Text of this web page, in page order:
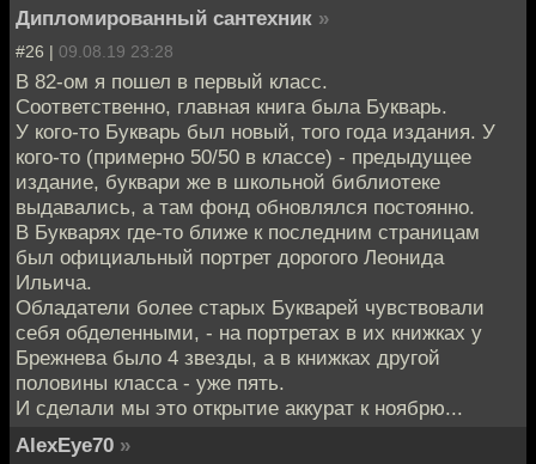
Дипломированный сантехник »
#26 | 09.08.19 23:28
В 82-ом я пошел в первый класс.
Соответственно, главная книга была Букварь.
У кого-то Букварь был новый, того года издания. У
кого-то (примерно 50/50 в классе) - предыдущее
издание, буквари же в школьной библиотеке
выдавались, а там фонд обновлялся постоянно.
В Букварях где-то ближе к последним страницам
был официальный портрет дорогого Леонида
Ильича.
Обладатели более старых Букварей чувствовали
себя обделенными, - на портретах в их книжках у
Брежнева было 4 звезды, а в книжках другой
половины класса - уже пять.
И сделали мы это открытие аккурат к ноябрю...
AlexEye70 »